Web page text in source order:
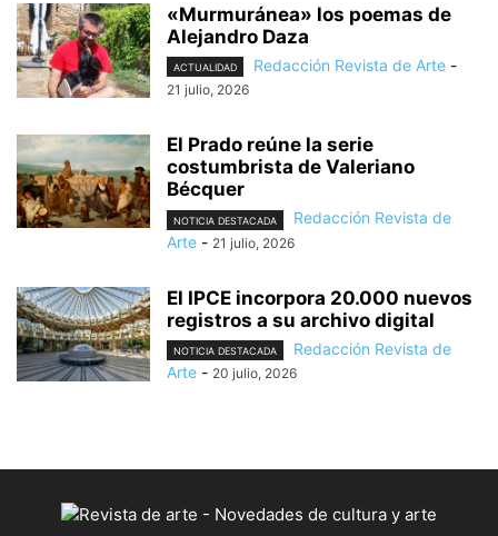
«Murmuránea» los poemas de
Alejandro Daza
ACTUALIDAD Redacción Revista de Arte -
21 julio, 2026
El Prado reúne la serie
costumbrista de Valeriano
Bécquer
NOTICIA DESTACADA
Redacción Revista de
Arte - 21 julio, 2026
El IPCE incorpora 20.000 nuevos
registros a su archivo digital
NOTICIA DESTACADA
Redacción Revista de
Arte - 20 julio, 2026